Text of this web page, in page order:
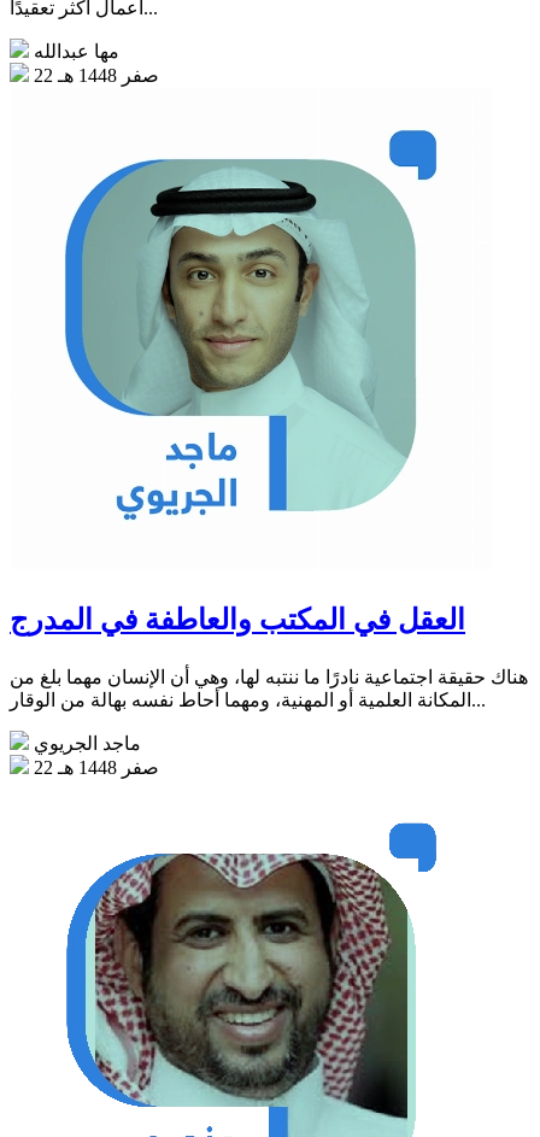
أعمال أكثر تعقيدًا...
مها عبدالله
22 صفر 1448 هـ
العقل في المكتب والعاطفة في المدرج
هناك حقيقة اجتماعية نادرًا ما ننتبه لها، وهي أن الإنسان مهما بلغ من
المكانة العلمية أو المهنية، ومهما أحاط نفسه بهالة من الوقار...
ماجد الجريوي
22 صفر 1448 هـ